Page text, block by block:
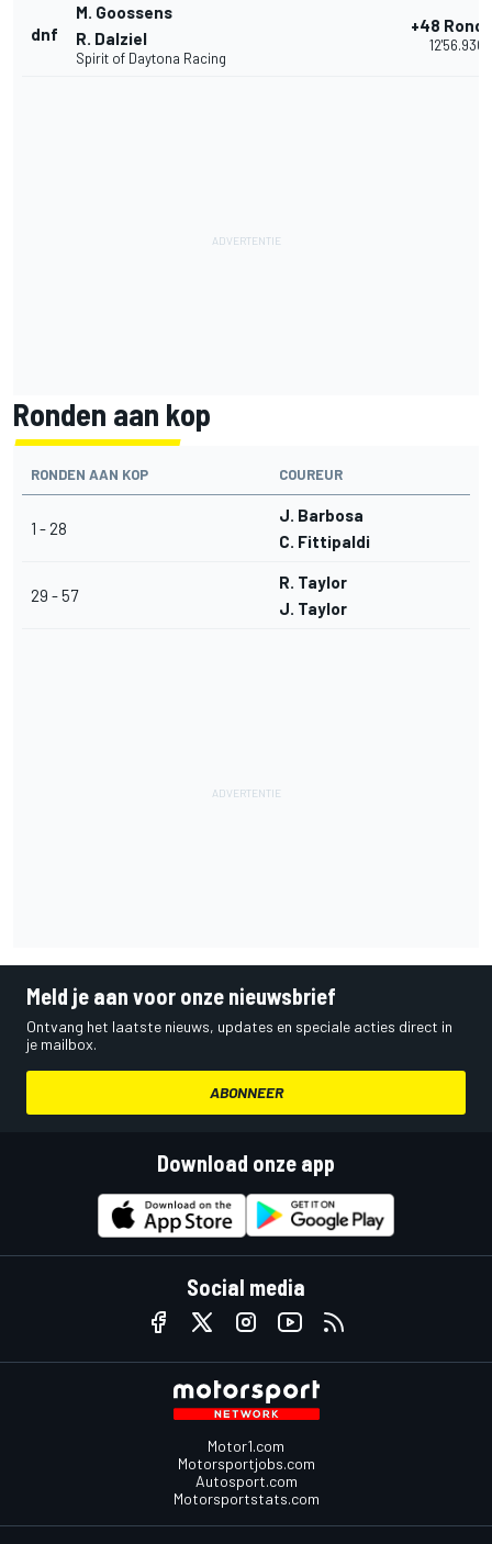
dnf
M. Goossens
R. Dalziel
Spirit of Daytona Racing
+48
12'56.930
Ronden aan kop
RONDEN AAN KOP COUREUR
1 - 28
J. Barbosa
C. Fittipaldi
29 - 57
R. Taylor
J. Taylor
Meld je aan voor onze nieuwsbrief
Ontvang het laatste nieuws, updates en speciale acties direct in
je mailbox.
ABONNEER
Download onze app
Social media
Motor1.com
Motorsportjobs.com
Autosport.com
Motorsportstats.com